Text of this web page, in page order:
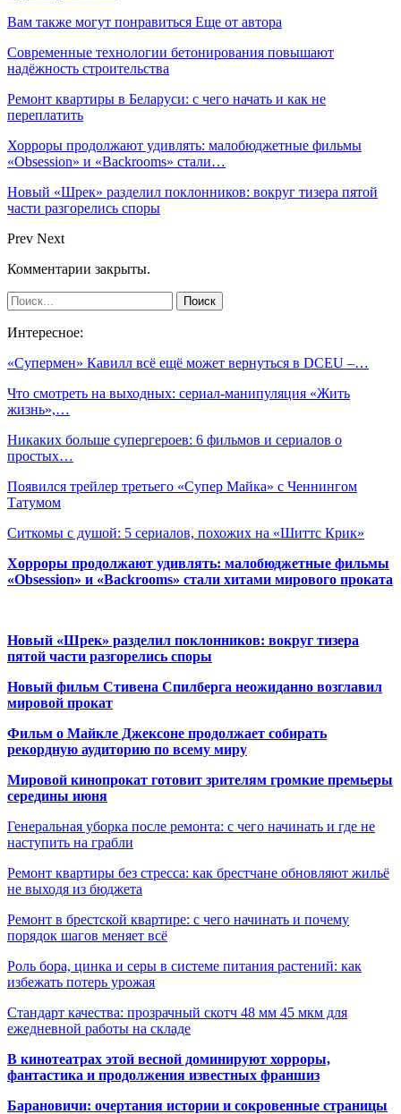
Вам также могут понравиться Еще от автора
Современные технологии бетонирования повышают
надёжность строительства
Ремонт квартиры в Беларуси: с чего начать и как не
переплатить
Хорроры продолжают удивлять: малобюджетные фильмы
«Obsession» и «Backrooms» стали…
Новый «Шрек» разделил поклонников: вокруг тизера пятой
части разгорелись споры
Prev Next
Комментарии закрыты.
Интересное:
«Супермен» Кавилл всё ещё может вернуться в DCEU –…
Что смотреть на выходных: сериал-манипуляция «Жить
жизнь»,…
Никаких больше супергероев: 6 фильмов и сериалов о
простых…
Появился трейлер третьего «Супер Майка» с Ченнингом
Татумом
Ситкомы с душой: 5 сериалов, похожих на «Шиттс Крик»
Хорроры продолжают удивлять: малобюджетные фильмы
«Obsession» и «Backrooms» стали хитами мирового проката
Новый «Шрек» разделил поклонников: вокруг тизера
пятой части разгорелись споры
Новый фильм Стивена Спилберга неожиданно возглавил
мировой прокат
Фильм о Майкле Джексоне продолжает собирать
рекордную аудиторию по всему миру
Мировой кинопрокат готовит зрителям громкие премьеры
середины июня
Генеральная уборка после ремонта: с чего начинать и где не
наступить на грабли
Ремонт квартиры без стресса: как брестчане обновляют жильё
не выходя из бюджета
Ремонт в брестской квартире: с чего начинать и почему
порядок шагов меняет всё
Роль бора, цинка и серы в системе питания растений: как
избежать потерь урожая
Стандарт качества: прозрачный скотч 48 мм 45 мкм для
ежедневной работы на складе
В кинотеатрах этой весной доминируют хорроры,
фантастика и продолжения известных франшиз
Барановичи: очертания истории и сокровенные страницы